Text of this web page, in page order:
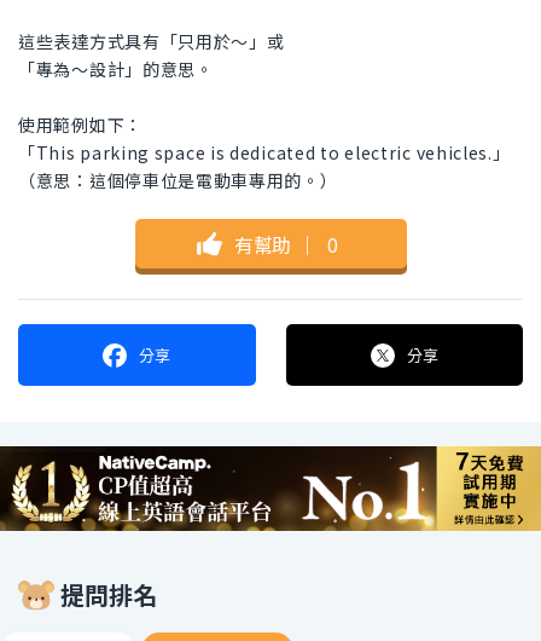
這些表達方式具有「只用於～」或
「專為～設計」的意思。
使用範例如下：
「This parking space is dedicated to electric vehicles.」
（意思：這個停車位是電動車專用的。）
有幫助 ｜ 0
分享 分享
提問排名